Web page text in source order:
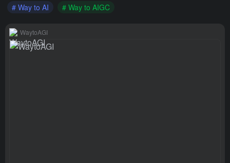
# Way to AI
# Way to AIGC
WaytoAGI